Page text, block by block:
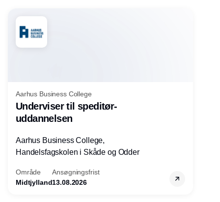
Aarhus Business College
Underviser til speditør-
uddannelsen
Aarhus Business College,
Handelsfagskolen i Skåde og Odder
Område
Midtjylland
Ansøgningsfrist
13.08.2026